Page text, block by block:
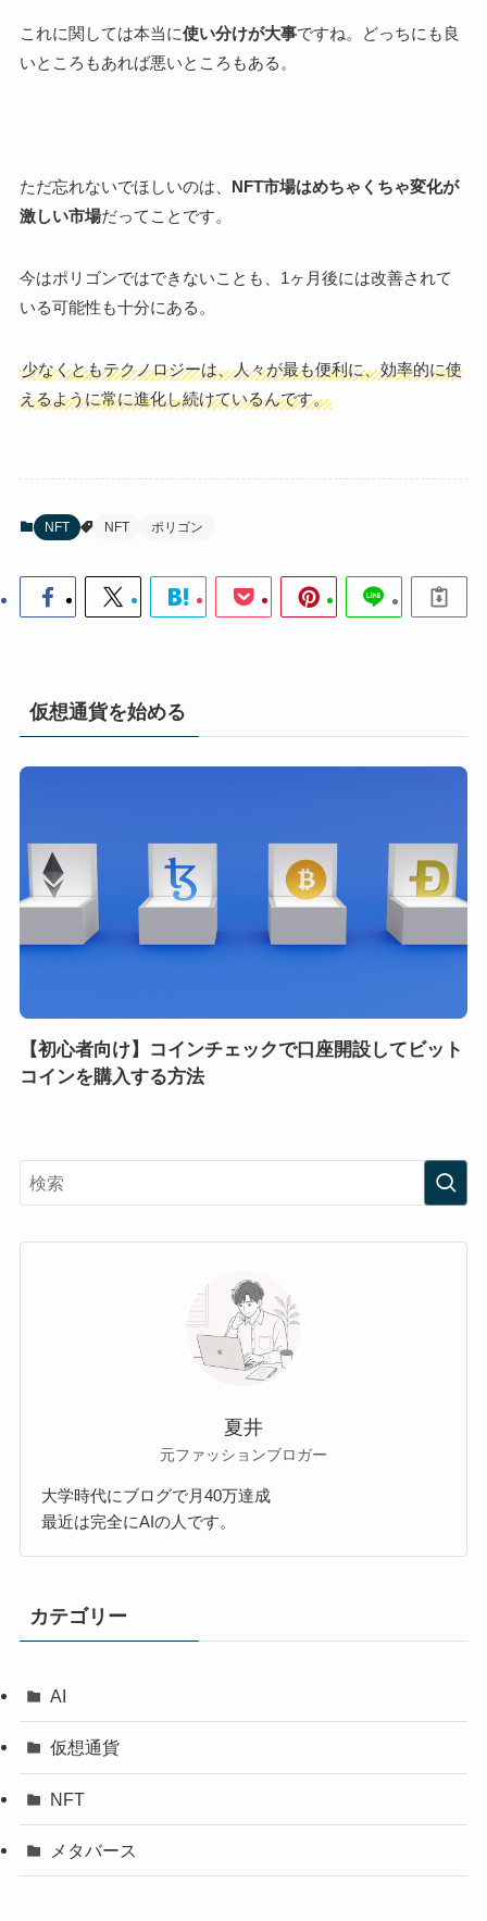
これに関しては本当に使い分けが大事ですね。どっちにも良
いところもあれば悪いところもある。
ただ忘れないでほしいのは、 NFT市場はめちゃくちゃ変化が
激しい市場だってことです。
今はポリゴンではできないことも、1ヶ月後には改善されて
いる可能性も十分にある。
少なくともテクノロジーは、人々が最も便利に、効率的に使
えるように常に進化し続けているんです。
NFT NFT ポリゴン
仮想通貨を始める
【初心者向け】コインチェックで口座開設してビット
コインを購入する方法
夏井
元ファッションブロガー
大学時代にブログで月40万達成
最近は完全にAIの人です。
カテゴリー
AI
仮想通貨
NFT
メタバース